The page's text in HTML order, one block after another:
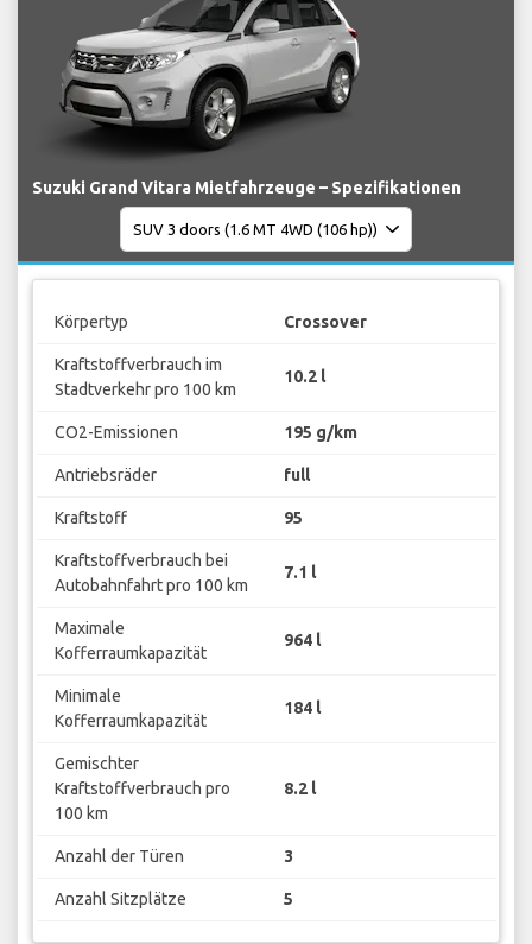
Suzuki Grand Vitara Mietfahrzeuge – Spezifikationen
Körpertyp Crossover
Kraftstoffverbrauch im
Stadtverkehr pro 100 km
10.2 l
CO2-Emissionen 195 g/km
Antriebsräder full
Kraftstoff 95
Kraftstoffverbrauch bei
Autobahnfahrt pro 100 km
7.1 l
Maximale
Kofferraumkapazität
964 l
Minimale
Kofferraumkapazität
184 l
Gemischter
Kraftstoffverbrauch pro
100 km
8.2 l
Anzahl der Türen 3
Anzahl Sitzplätze 5